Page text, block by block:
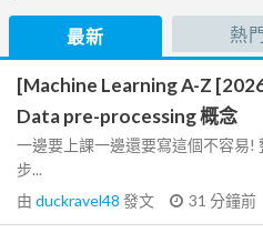
最新 熱
[Machine Learning A-Z
Data pre-processing 概念
一邊要上課一邊還要寫這個不容易!
步...
由 duckravel48 發文 31 分鐘前